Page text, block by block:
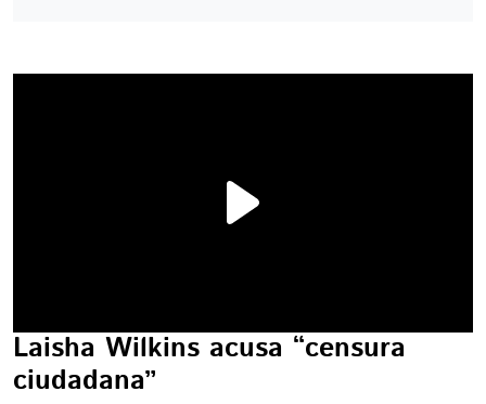
Laisha Wilkins acusa “censura
ciudadana”